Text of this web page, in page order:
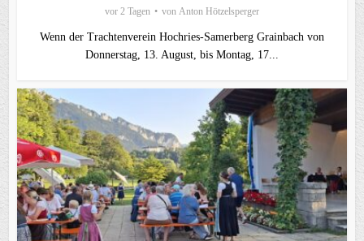
vor 2 Tagen von Anton Hötzelsperger
Wenn der Trachtenverein Hochries-Samerberg Grainbach von
Donnerstag, 13. August, bis Montag, 17...